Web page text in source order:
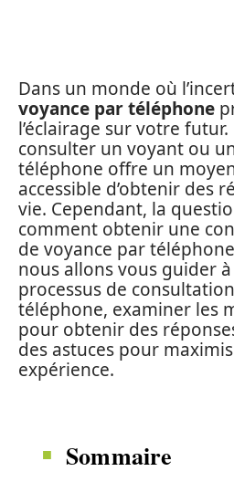
Dans un monde où
voyance par téléphone
l’éclairage sur votre
consulter un voyant ou
téléphone offre un
accessible d’obtenir des
vie. Cependant, la
comment obtenir une
de voyance par
nous allons vous guider
processus de
téléphone, examiner les
pour obtenir des
des astuces pour
expérience.
Sommaire